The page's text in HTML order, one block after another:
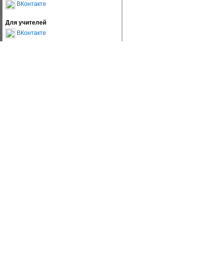
ВКонтакте
Для учителей
ВКонтакте